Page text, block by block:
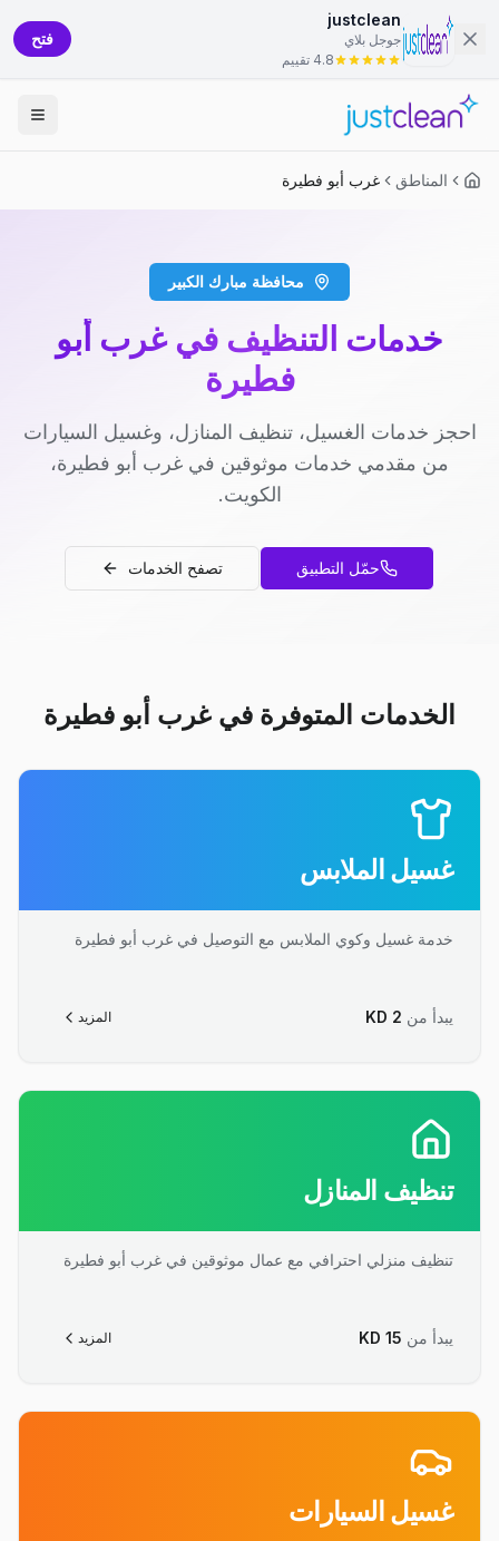
justclean
جوجل بلاي
4.8 تقييم
فتح
المناطق غرب أبو فطيرة
محافظة مبارك الكبير
خدمات التنظيف في غرب أبو
فطيرة
احجز خدمات الغسيل، تنظيف المنازل، وغسيل السيارات
من مقدمي خدمات موثوقين في غرب أبو فطيرة،
الكويت.
حمّل التطبيق تصفح الخدمات
الخدمات المتوفرة في غرب أبو فطيرة
غسيل الملابس
خدمة غسيل وكوي الملابس مع التوصيل في غرب أبو فطيرة
يبدأ من KD 2 المزيد
تنظيف المنازل
تنظيف منزلي احترافي مع عمال موثوقين في غرب أبو فطيرة
يبدأ من KD 15 المزيد
غسيل السيارات